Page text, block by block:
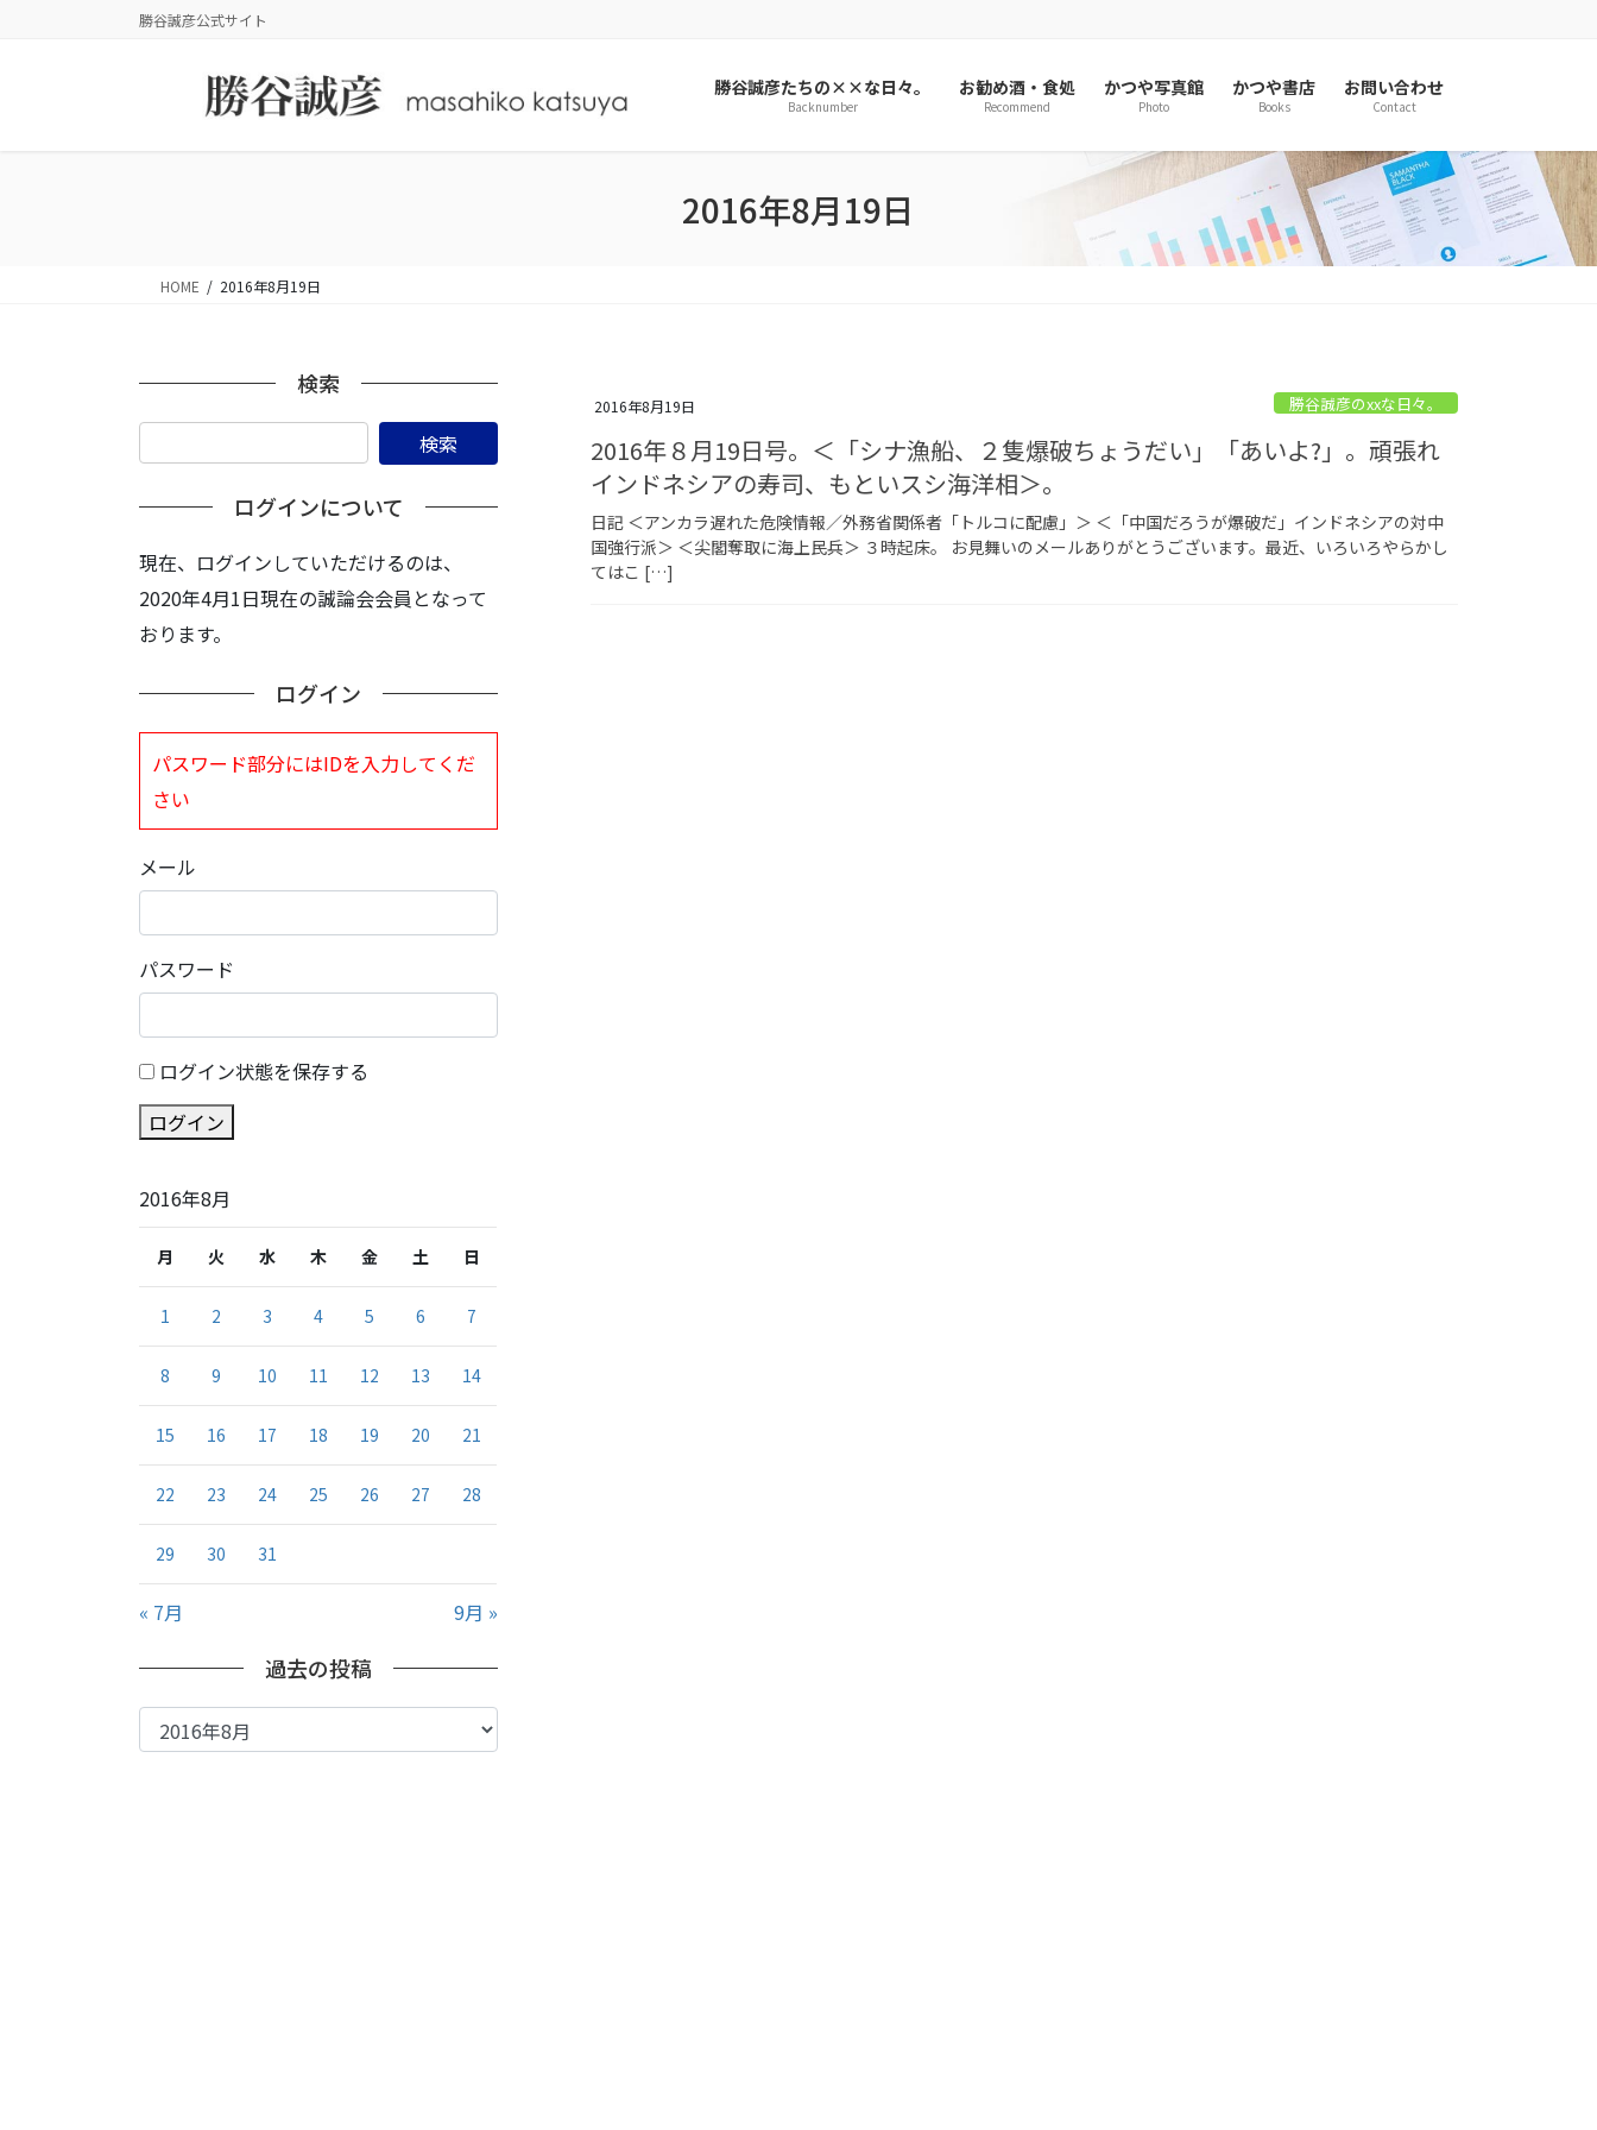
勝谷誠彦公式サイト
勝谷誠彦たちの××な日々。
Backnumber
お勧め酒・食処
Recommend
かつや写真館
Photo
かつや書店
Books
お問い合わせ
Contact
2016年8月19日
HOME 2016年8月19日
2016年8月19日 勝谷誠彦のxxな日々。
2016年８月19日号。＜「シナ漁船、２隻爆破ちょうだい」「あいよ?」。頑張れ
インドネシアの寿司、もといスシ海洋相＞。
日記 ＜アンカラ遅れた危険情報／外務省関係者「トルコに配慮」＞ ＜「中国だろうが爆破だ」インドネシアの対中
国強行派＞ ＜尖閣奪取に海上民兵＞ ３時起床。 お見舞いのメールありがとうございます。最近、いろいろやらかし
てはこ […]
検索
ログインについて
現在、ログインしていただけるのは、
2020年4月1日現在の誠論会会員となって
おります。
ログイン
パスワード部分にはIDを入力してくだ
さい
メール
パスワード
ログイン状態を保存する
ログイン
2016年8月
月 火 水 木 金 土 日
1 2 3 4 5 6 7
8 9 10 11 12 13 14
15 16 17 18 19 20 21
22 23 24 25 26 27 28
29 30 31
« 7月 9月 »
過去の投稿
過
去